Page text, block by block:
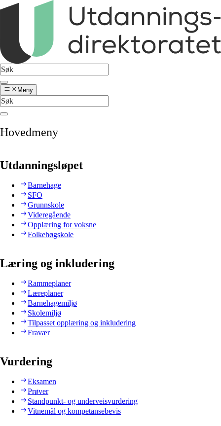
Meny
Hovedmeny
Utdanningsløpet
Barnehage
SFO
Grunnskole
Videregående
Opplæring for voksne
Folkehøgskole
Læring og inkludering
Rammeplaner
Læreplaner
Barnehagemiljø
Skolemiljø
Tilpasset opplæring og inkludering
Fravær
Vurdering
Eksamen
Prøver
Standpunkt- og underveisvurdering
Vitnemål og kompetansebevis